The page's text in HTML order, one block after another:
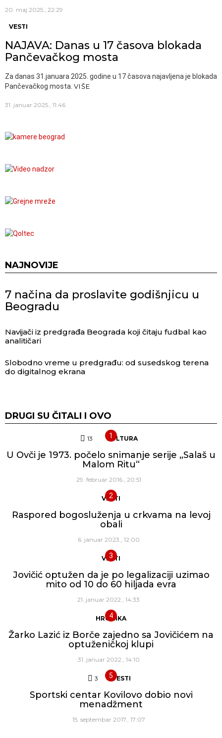
20. maj 2025., 22:29
VESTI
NAJAVA: Danas u 17 časova blokada
Pančevačkog mosta
Za danas 31.januara 2025. godine u 17 časova najavljena je blokada
Pančevačkog mosta. VIŠE
31. januar 2025., 11:46
NAJNOVIJE
7 načina da proslavite godišnjicu u
Beogradu
Navijači iz predgrađa Beograda koji čitaju fudbal kao
analitičari
Slobodno vreme u predgrađu: od susedskog terena
do digitalnog ekrana
DRUGI SU ČITALI I OVO
13 Komentara
KULTURA
U Ovči je 1973. počelo snimanje serije „Salaš u
Malom Ritu“
29. februar 2016., 20:51
VESTI
Raspored bogosluženja u crkvama na levoj
obali
6. januar 2023., 12:00
VESTI
Jovičić optužen da je po legalizaciji uzimao
mito od 10 do 60 hiljada evra
21. januar 2022., 14:33
HRONIKA
Žarko Lazić iz Borče zajedno sa Jovičićem na
optuženičkoj klupi
31. januar 2022., 14:10
3 Komentara
VESTI
Sportski centar Kovilovo dobio novi
menadžment
15. septembar 2017., 17:07